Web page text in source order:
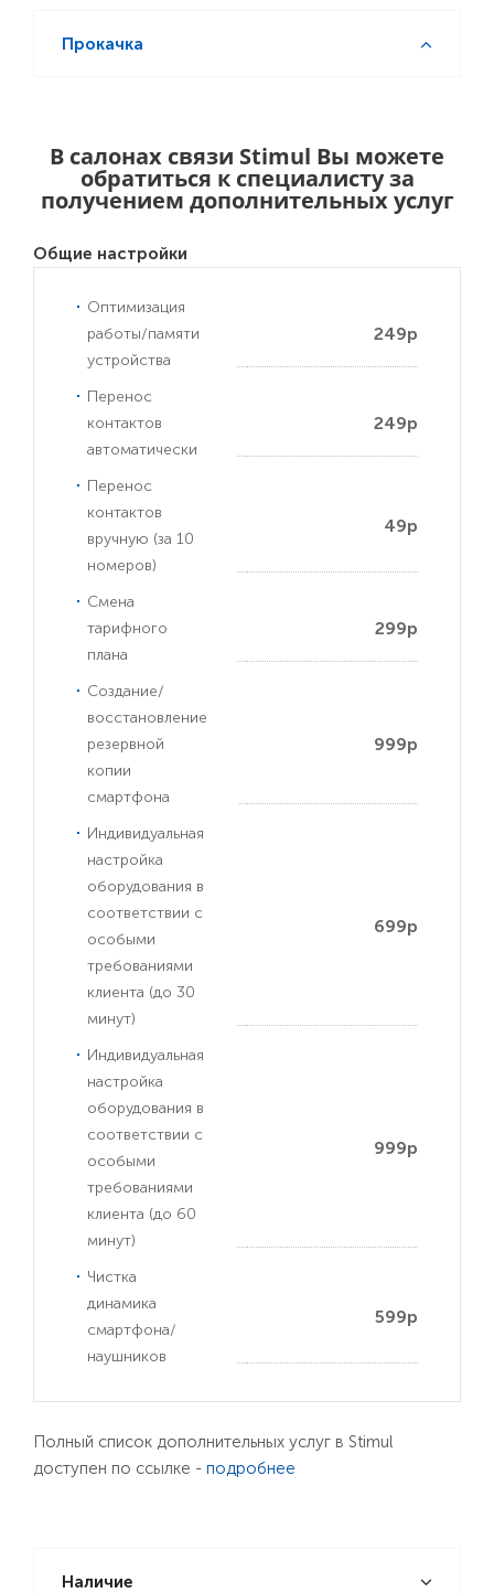
Прокачка
В салонах связи Stimul Вы можете
обратиться к специалисту за
получением дополнительных услуг
Общие настройки
Оптимизация
работы/памяти
устройства
249р
Перенос
контактов
автоматически
249р
Перенос
контактов
вручную (за 10
номеров)
49р
Смена
тарифного
плана
299р
Создание/
восстановление
резервной
копии
смартфона
999р
Индивидуальная
настройка
оборудования в
соответствии с
особыми
требованиями
клиента (до 30
минут)
699р
Индивидуальная
настройка
оборудования в
соответствии с
особыми
требованиями
клиента (до 60
минут)
999р
Чистка
динамика
смартфона/
наушников
599р
Полный список дополнительных услуг в Stimul
доступен по ссылке - подробнее
Наличие